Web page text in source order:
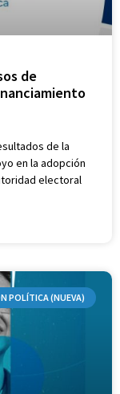
de
de la
en la adopción
electoral
POLÍTICA (NUEVA)